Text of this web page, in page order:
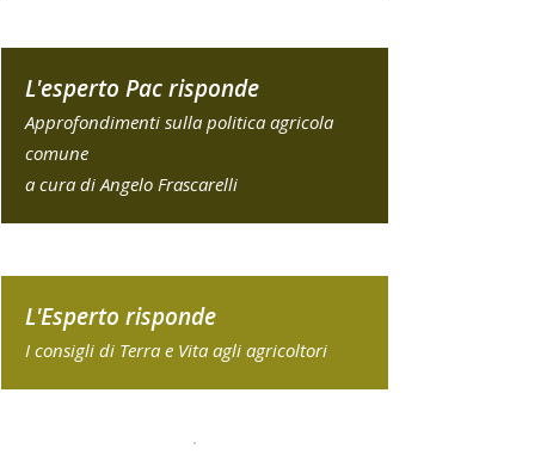
L'esperto Pac risponde
Approfondimenti sulla politica agricola
comune
a cura di Angelo Frascarelli
L'Esperto risponde
I consigli di Terra e Vita agli agricoltori